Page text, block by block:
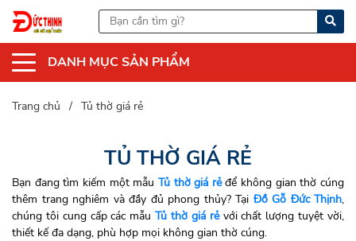
DANH MỤC SẢN PHẨM
Trang chủ Tủ thờ giá rẻ
TỦ THỜ GIÁ RẺ
Bạn đang tìm kiếm một mẫu Tủ thờ giá rẻđể không gian thờ cúng
thêm trang nghiêm và đầy đủ phong thủy? Tại Đồ Gỗ Đức Thịnh,
chúng tôi cung cấp các mẫuTủ thờ giá rẻvới chất lượng tuyệt vời,
thiết kế đa dạng, phù hợp mọi không gian thờ cúng.